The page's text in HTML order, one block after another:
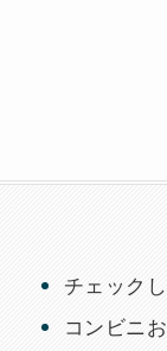
チェック
コンビニ